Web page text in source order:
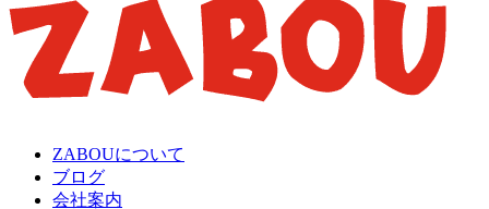
ZABOUについて
ブログ
会社案内